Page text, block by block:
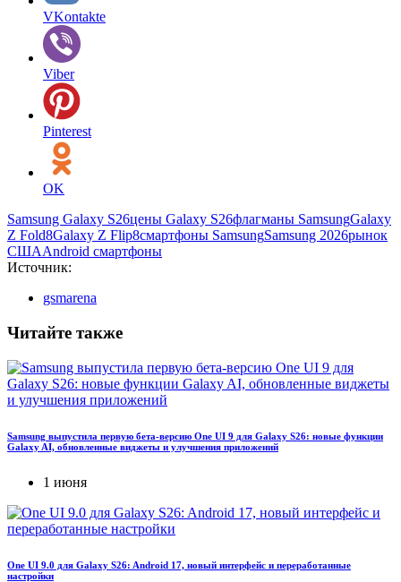
VKontakte
Viber
Pinterest
OK
Samsung Galaxy S26цены Galaxy S26флагманы SamsungGalaxy
Z Fold8Galaxy Z Flip8смартфоны SamsungSamsung 2026рынок
СШАAndroid смартфоны
Источник:
gsmarena
Читайте также
Samsung выпустила первую бета-версию One UI 9 для Galaxy S26: новые функции
Galaxy AI, обновленные виджеты и улучшения приложений
1 июня
One UI 9.0 для Galaxy S26: Android 17, новый интерфейс и переработанные
настройки